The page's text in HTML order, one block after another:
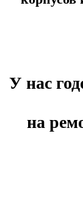
У нас
на